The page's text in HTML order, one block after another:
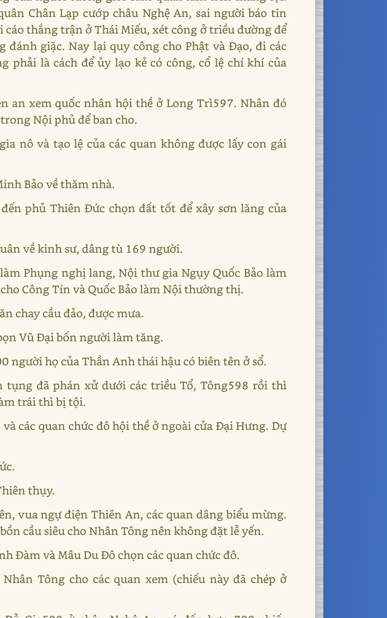
Chân Lạp cướp châu Nghệ An, sai người báo tin
thắng trận ở Thái Miếu, xét công ở triều đường để
đánh giặc. Nay lại quy công cho Phật và Đạo, đi các
phải là cách để ủy lạo kẻ có công, cổ lệ chí khí của
an xem quốc nhân hội thề ở Long Trì597. Nhân đó
Nội phủ để ban cho.
nô và tạo lệ của các quan không được lấy con gái
Bảo về thăm nhà.
phủ Thiên Đức chọn đất tốt để xây sơn lăng của
về kinh sư, dâng tù 169 người.
Phụng nghị lang, Nội thư gia Ngụy Quốc Bảo làm
Công Tín và Quốc Bảo làm Nội thường thị.
chay cầu đảo, được mưa.
Vũ Đại bốn người làm tăng.
người họ của Thần Anh thái hậu có biên tên ở sổ.
tụng đã phán xử dưới các triều Tổ, Tông598 rồi thì
trái thì bị tội.
các quan chức đô hội thề ở ngoài cửa Đại Hưng. Dự
thụy.
vua ngự điện Thiên An, các quan dâng biểu mừng.
cầu siêu cho Nhân Tông nên không đặt lễ yến.
Đàm và Mâu Du Đô chọn các quan chức đô.
Tông cho các quan xem (chiếu này đã chép ở